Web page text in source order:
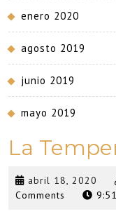
enero 2020
agosto 2019
junio 2019
mayo 2019
La
abril 18, 2020
18,
Comments